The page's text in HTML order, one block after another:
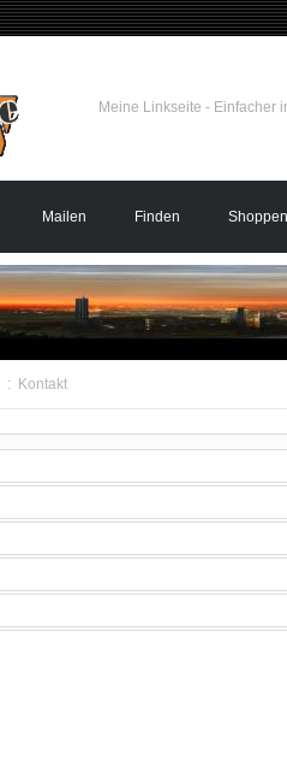
Meine Linkseite - Einfacher
Mailen Finden Shoppen
: Kontakt